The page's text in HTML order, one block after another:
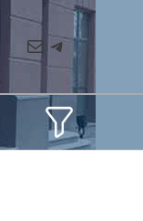
MailTelegram